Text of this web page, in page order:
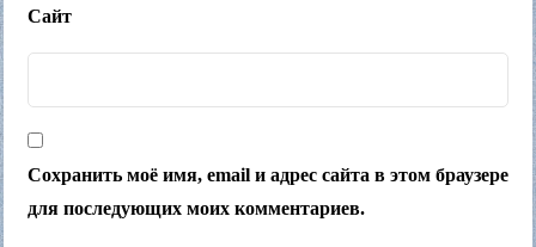
Сайт
Сохранить моё имя, email и адрес сайта в этом браузере
для последующих моих комментариев.